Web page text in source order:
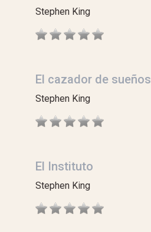
Stephen King
El cazador de sueños
Stephen King
El Instituto
Stephen King